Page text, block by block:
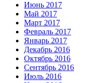
Июнь 2017
Май 2017
Март 2017
Февраль 2017
Январь 2017
Декабрь 2016
Октябрь 2016
Сентябрь 2016
Июль 2016